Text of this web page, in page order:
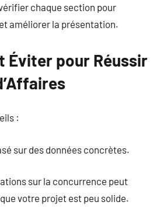
chaque section pour
améliorer la présentation.
Éviter pour Réussir
:
sur des données concrètes.
sur la concurrence peut
votre projet est peu solide.